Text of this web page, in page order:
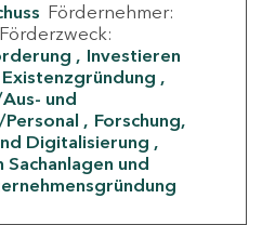
Fördernehmer:
Förderzweck:
Investieren
Existenzgründung
und
Forschung,
Digitalisierung
und